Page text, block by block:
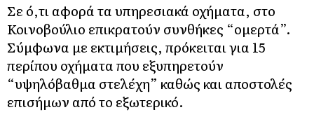
Σε ό,τι αφορά τα υπηρεσιακά οχήματα, στο
Κοινοβούλιο επικρατούν συνθήκες “ομερτά”.
Σύμφωνα με εκτιμήσεις, πρόκειται για 15
περίπου οχήματα που εξυπηρετούν
“υψηλόβαθμα στελέχη” καθώς και αποστολές
επισήμων από το εξωτερικό.